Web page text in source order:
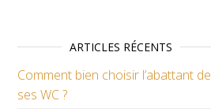
ARTICLES RÉCENTS
Comment bien choisir l’abattant de
ses WC ?